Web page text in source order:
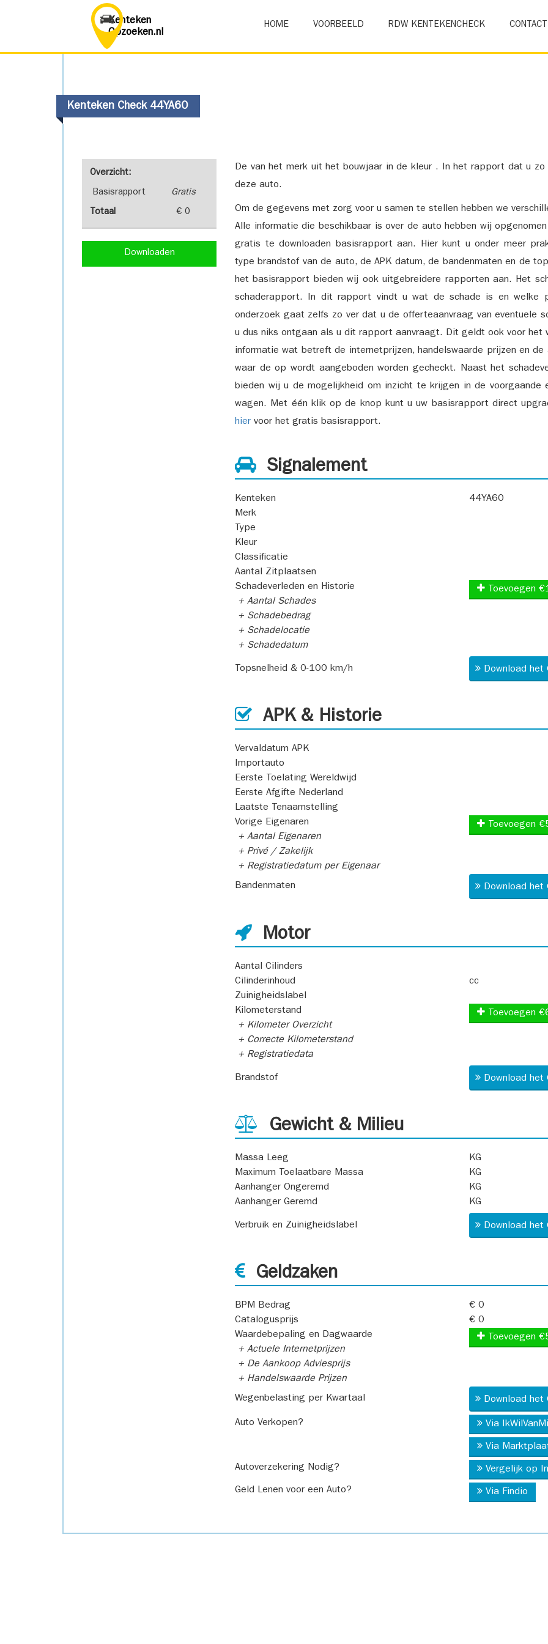
Kenteken
Opzoeken.nl
HOME VOORBEELD RDW KENTEKENCHECK CONTACT
Kenteken Check 44YA60
Overzicht:
Basisrapport Gratis
Totaal € 0
Downloaden
De van het merk uit het bouwjaar in de kleur . In het rapport dat u
deze auto.
Om de gegevens met zorg voor u samen te stellen hebben we
Alle informatie die beschikbaar is over de auto hebben wij
gratis te downloaden basisrapport aan. Hier kunt u onder meer
type brandstof van de auto, de APK datum, de bandenmaten en de
het basisrapport bieden wij ook uitgebreidere rapporten aan. Het
schaderapport. In dit rapport vindt u wat de schade is en welke
onderzoek gaat zelfs zo ver dat u de offerteaanvraag van eventuele
u dus niks ontgaan als u dit rapport aanvraagt. Dit geldt ook voor
informatie wat betreft de internetprijzen, handelswaarde prijzen en
waar de op wordt aangeboden worden gecheckt. Naast het
bieden wij u de mogelijkheid om inzicht te krijgen in de voorgaande
wagen. Met één klik op de knop kunt u uw basisrapport direct
hier voor het gratis basisrapport.
Signalement
Kenteken
44YA60
Merk
Type
Kleur
Classificatie
Aantal Zitplaatsen
Schadeverleden en Historie
+ Aantal Schades
+ Schadebedrag
+ Schadelocatie
+ Schadedatum
Toevoegen
Topsnelheid & 0-100 km/h Download
APK & Historie
Vervaldatum APK
Importauto
Eerste Toelating Wereldwijd
Eerste Afgifte Nederland
Laatste Tenaamstelling
Vorige Eigenaren
+ Aantal Eigenaren
+ Privé / Zakelijk
+ Registratiedatum per Eigenaar
Toevoegen
Bandenmaten Download
Motor
Aantal Cilinders
Cilinderinhoud
cc
Zuinigheidslabel
Kilometerstand
+ Kilometer Overzicht
+ Correcte Kilometerstand
+ Registratiedata
Toevoegen
Brandstof Download
Gewicht & Milieu
Massa Leeg
KG
Maximum Toelaatbare Massa
KG
Aanhanger Ongeremd
KG
Aanhanger Geremd
KG
Verbruik en Zuinigheidslabel Download
Geldzaken
BPM Bedrag
€ 0
Catalogusprijs
€ 0
Waardebepaling en Dagwaarde
+ Actuele Internetprijzen
+ De Aankoop Adviesprijs
+ Handelswaarde Prijzen
Toevoegen
Wegenbelasting per Kwartaal Download
Auto Verkopen? Via
Via
Autoverzekering Nodig? Vergelijk op
Geld Lenen voor een Auto? Via Findio